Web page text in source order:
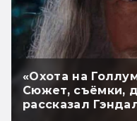
«Охота на
Сюжет, съёмки,
рассказал